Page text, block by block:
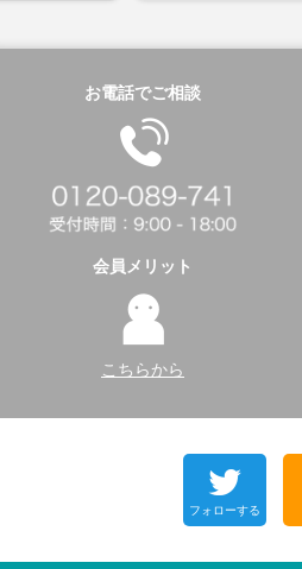
お電話でご相談
会員メリット
こちらから
フォローする